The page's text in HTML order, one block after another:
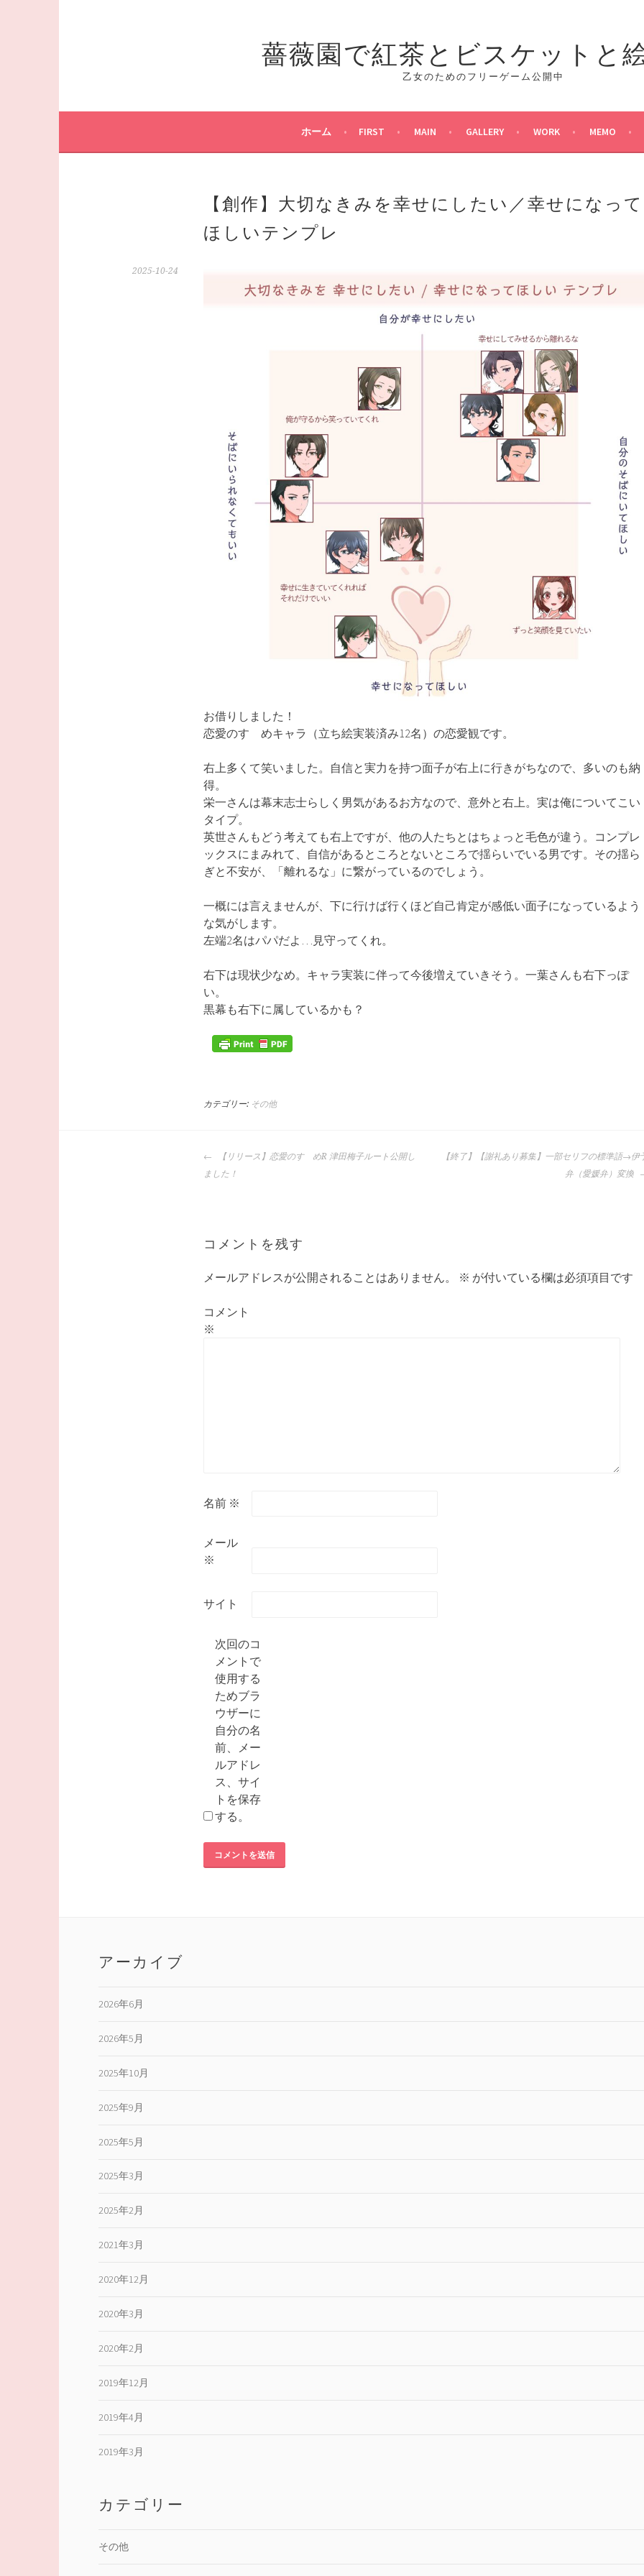
ス
薔薇園で紅茶とビスケットと
乙女のためのフリーゲーム公開中
ホーム FIRST MAIN GALLERY WORK MEMO
【創作】大切なきみを幸せにしたい／幸せになって
ほしいテンプレ
2025-10-24
お借りしました！
恋愛のすゝめキャラ（立ち絵実装済み12名）の恋愛観です。
右上多くて笑いました。自信と実力を持つ面子が右上に行きがちなので、多いのも納
得。
栄一さんは幕末志士らしく男気があるお方なので、意外と右上。実は俺についてこい
タイプ。
英世さんもどう考えても右上ですが、他の人たちとはちょっと毛色が違う。コンプレ
ックスにまみれて、自信があるところとないところで揺らいでいる男です。その揺ら
ぎと不安が、「離れるな」に繋がっているのでしょう。
一概には言えませんが、下に行けば行くほど自己肯定が感低い面子になっているよう
な気がします。
左端2名はパパだよ…見守ってくれ。
右下は現状少なめ。キャラ実装に伴って今後増えていきそう。一葉さんも右下っぽ
い。
黒幕も右下に属しているかも？
カテゴリー: その他
投
稿
ー
ョ
【リリース】恋愛のすゝめR 津田梅子ルート公開し
ました！
【終了】【謝礼あり募集】一部セリフの標準語→伊
弁（愛媛弁）変換
コメントを残す
メールアドレスが公開されることはありません。 ※ が付いている欄は必須項目です
コメント
※
名前 ※
メール
※
サイト
次回のコ
メントで
使用する
ためブラ
ウザーに
自分の名
前、メー
ルアドレ
ス、サイ
トを保存
する。
アーカイブ
2026年6月
2026年5月
2025年10月
2025年9月
2025年5月
2025年3月
2025年2月
2021年3月
2020年12月
2020年3月
2020年2月
2019年12月
2019年4月
2019年3月
カテゴリー
その他